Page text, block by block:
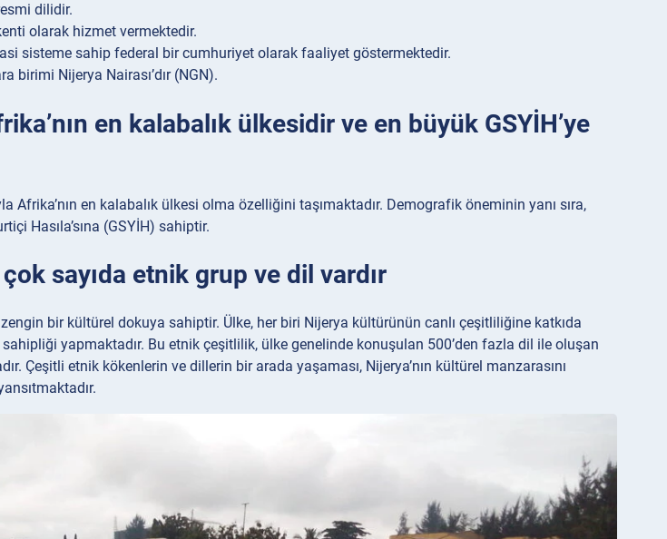
dilidir.
olarak hizmet vermektedir.
sisteme sahip federal bir cumhuriyet olarak faaliyet göstermektedir.
birimi Nijerya Nairası’dır (NGN).
en kalabalık ülkesidir ve en büyük GSYİH’ye
en kalabalık ülkesi olma özelliğini taşımaktadır. Demografik öneminin yanı sıra,
Hasıla’sına (GSYİH) sahiptir.
sayıda etnik grup ve dil vardır
bir kültürel dokuya sahiptir. Ülke, her biri Nijerya kültürünün canlı çeşitliliğine katkıda
yapmaktadır. Bu etnik çeşitlilik, ülke genelinde konuşulan 500’den fazla dil ile oluşan
Çeşitli etnik kökenlerin ve dillerin bir arada yaşaması, Nijerya’nın kültürel manzarasını